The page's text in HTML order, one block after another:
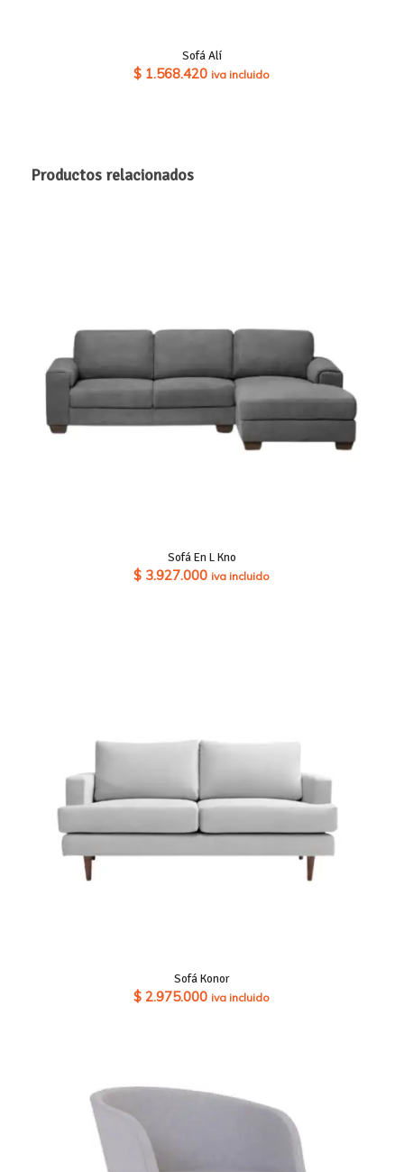
Sofá Alí
$ 1.568.420 iva incluido
Productos relacionados
Sofá En L Kno
$ 3.927.000 iva incluido
Sofá Konor
$ 2.975.000 iva incluido